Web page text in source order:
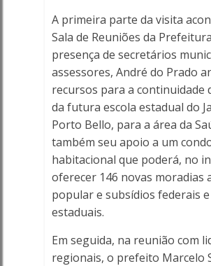
A primeira parte da visita
Sala de Reuniões da
presença de secretários
assessores, André do Prado
recursos para a continuidade
da futura escola estadual do
Porto Bello, para a área da
também seu apoio a um
habitacional que poderá, no
oferecer 146 novas moradias
popular e subsídios federais e
estaduais.
Em seguida, na reunião com
regionais, o prefeito Marcelo